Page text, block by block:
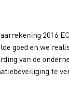
2016
goed en we
van de
te